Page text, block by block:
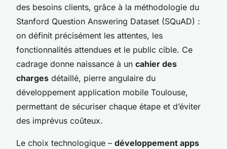
des besoins clients, grâce à la méthodologie du
Stanford Question Answering Dataset (SQuAD) :
on définit précisément les attentes, les
fonctionnalités attendues et le public cible. Ce
cadrage donne naissance à un cahier des
charges détaillé, pierre angulaire du
développement application mobile Toulouse,
permettant de sécuriser chaque étape et d’éviter
des imprévus coûteux.
Le choix technologique – développement apps